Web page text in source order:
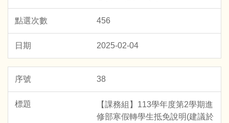
456
2025-02-04
38
【課務組】113學年度第2學期進
修部寒假轉學生抵免說明(建議於